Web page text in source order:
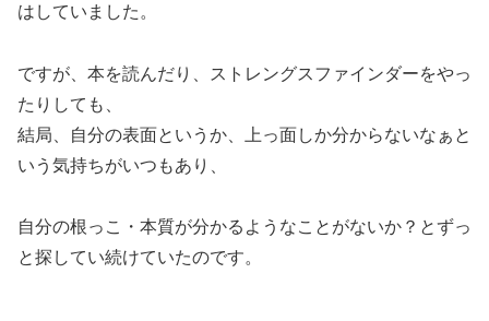
はしていました。
ですが、本を読んだり、ストレングスファインダーをやっ
たりしても、
結局、自分の表面というか、上っ面しか分からないなぁと
いう気持ちがいつもあり、
自分の根っこ・本質が分かるようなことがないか？とずっ
と探してい続けていたのです。